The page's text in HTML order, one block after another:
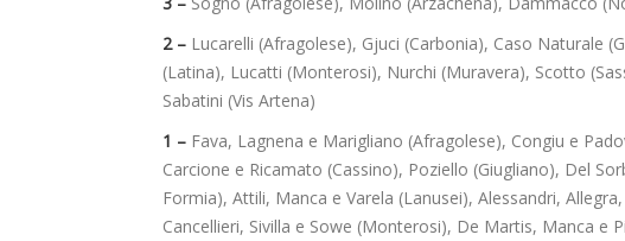
2 – Lucarelli (Afragolese), Gjuci (Carbonia), Caso Naturale
(Latina), Lucatti (Monterosi), Nurchi (Muravera), Scotto
Sabatini (Vis Artena)
1 – Fava, Lagnena e Marigliano (Afragolese), Congiu e
Carcione e Ricamato (Cassino), Poziello (Giugliano), Del
Formia), Attili, Manca e Varela (Lanusei), Alessandri,
Cancellieri, Sivilla e Sowe (Monterosi), De Martis, Manca e